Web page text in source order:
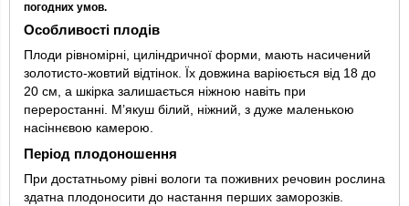
погодних умов.
Особливості плодів
Плоди рівномірні, циліндричної форми, мають насичений
золотисто-жовтий відтінок. Їх довжина варіюється від 18 до
20 см, а шкірка залишається ніжною навіть при
переростанні. М’якуш білий, ніжний, з дуже маленькою
насіннєвою камерою.
Період плодоношення
При достатньому рівні вологи та поживних речовин рослина
здатна плодоносити до настання перших заморозків.